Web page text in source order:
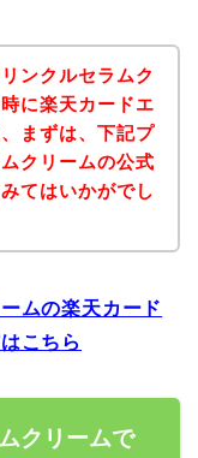
ンクルセラムク
に楽天カードエ
まずは、下記プ
クリームの公式
てはいかがでし
ムの楽天カード
こちら
クリームで